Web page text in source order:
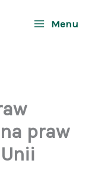
Menu
praw